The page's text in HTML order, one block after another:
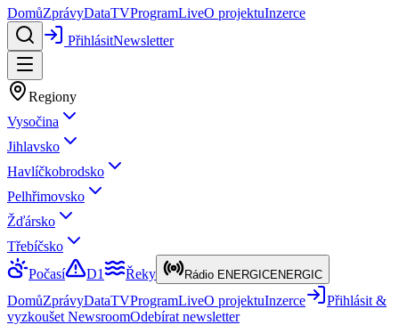
DomůZprávyDataTVProgramLiveO projektuInzerce
PřihlásitNewsletter
Regiony
Vysočina
Jihlavsko
Havlíčkobrodsko
Pelhřimovsko
Žďársko
Třebíčsko
Počasí
D1 Řeky Rádio ENERGICENERGIC
DomůZprávyDataTVProgramLiveO projektuInzerce
Přihlásit &
vyzkoušet NewsroomOdebírat newsletter